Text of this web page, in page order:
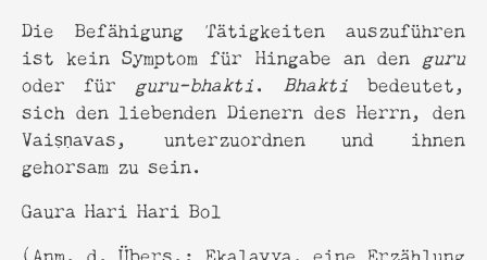
Die Befähigung Tätigkeiten auszuführen
ist kein Symptom für Hingabe an den guru
oder für guru-bhakti. Bhaktibedeutet,
sich den liebenden Dienern des Herrn, den
Vaiṣṇavas, unterzuordnen und ihnen
gehorsam zu sein.
Gaura Hari Hari Bol
(Anm. d. Übers.: Ekalavya, eine Erzählung